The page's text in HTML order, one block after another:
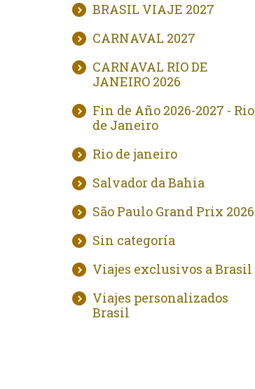
BRASIL VIAJE 2027
CARNAVAL 2027
CARNAVAL RIO DE
JANEIRO 2026
Fin de Año 2026-2027 - Rio
de Janeiro
Rio de janeiro
Salvador da Bahia
São Paulo Grand Prix 2026
Sin categoría
Viajes exclusivos a Brasil
Viajes personalizados
Brasil